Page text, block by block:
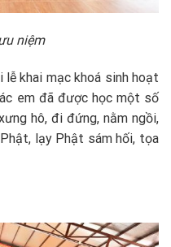
niệm
khai mạc khoá sinh hoạt
em đã được học một số
hô, đi đứng, nằm ngồi,
lạy Phật sám hối, tọa